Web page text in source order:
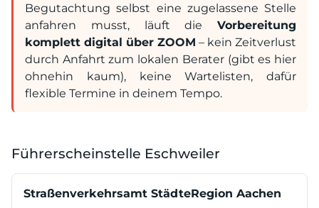
Begutachtung selbst eine zugelassene Stelle
anfahren musst, läuft die Vorbereitung
komplett digital über ZOOM – kein Zeitverlust
durch Anfahrt zum lokalen Berater (gibt es hier
ohnehin kaum), keine Wartelisten, dafür
flexible Termine in deinem Tempo.
Führerscheinstelle Eschweiler
Straßenverkehrsamt StädteRegion Aachen